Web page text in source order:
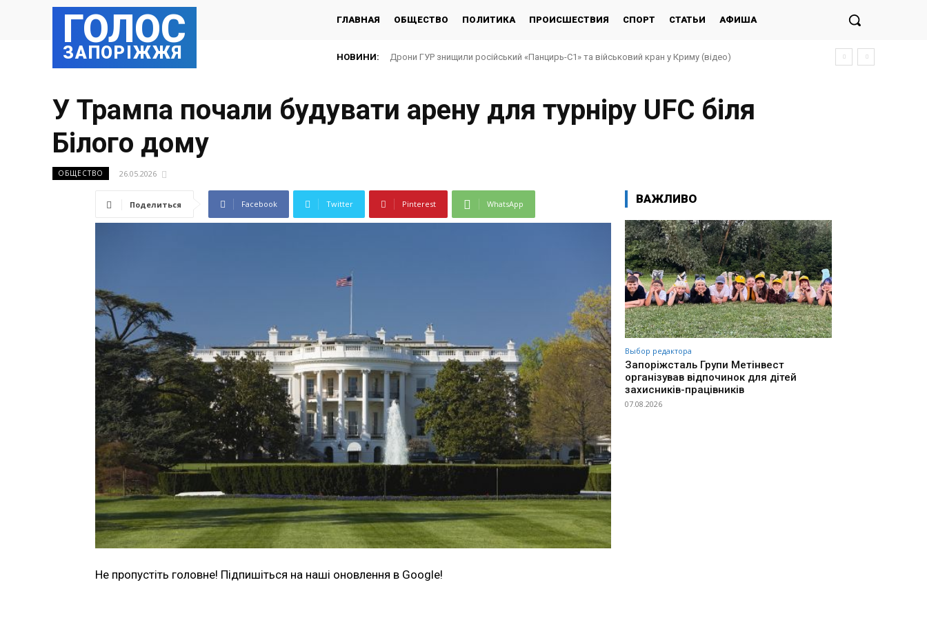
ГОЛОС
ЗАПОРІЖЖЯ
ГЛАВНАЯ ОБЩЕСТВО ПОЛИТИКА ПРОИСШЕСТВИЯ СПОРТ СТАТЬИ АФИША
НОВИНИ: Дрони ГУР знищили російський «Панцирь-С1» та військовий кран у Криму (відео)
У Трампа почали будувати арену для турніру UFC біля
Білого дому
ОБЩЕСТВО 26.05.2026
Поделиться Facebook Twitter Pinterest WhatsApp
Не пропустіть головне! Підпишіться на наші оновлення в Google!
ВАЖЛИВО
Выбор редактора
Запоріжсталь Групи Метінвест
організував відпочинок для дітей
захисників-працівників
07.08.2026